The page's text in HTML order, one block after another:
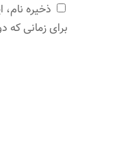
ذخیره
برای زمانی که